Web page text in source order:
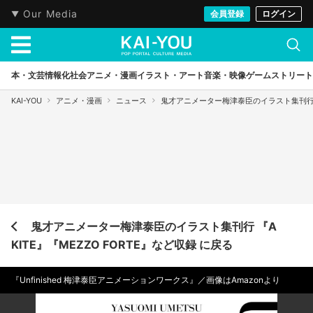
Our Media 会員登録 ログイン
本・文芸情報化社会アニメ・漫画イラスト・アート音楽・映像ゲームストリート
KAI-YOU アニメ・漫画 ニュース 鬼才アニメーター梅津泰臣のイラスト集刊
鬼才アニメーター梅津泰臣のイラスト集刊行 『A
KITE』『MEZZO FORTE』など収録 に戻る
『Unfinished 梅津泰臣アニメーションワークス』／画像はAmazonより